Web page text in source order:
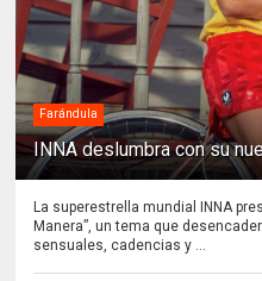
Farándula
INNA deslumbra con su
La superestrella mundial INNA
Manera”, un tema que
sensuales, cadencias y ...